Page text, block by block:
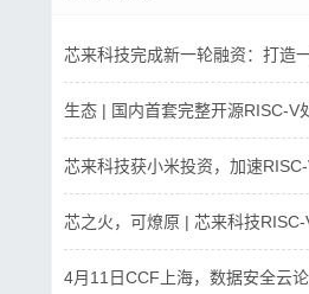
芯来科技完成新一轮融资：打造
生态 | 国内首套完整开源RISC-V
芯来科技获小米投资，加速
芯之火，可燎原 | 芯来科技RISC-
4月11日CCF上海，数据安全云